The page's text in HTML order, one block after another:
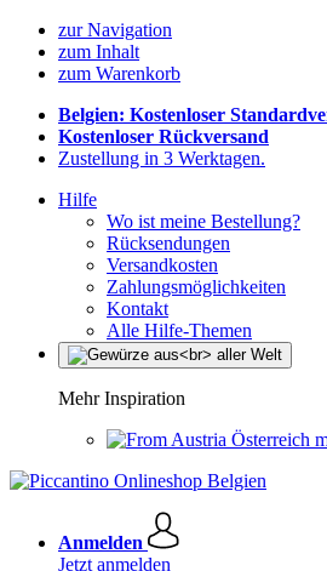
zur Navigation
zum Inhalt
zum Warenkorb
Belgien: Kostenloser
Kostenloser Rückversand
Zustellung in 3 Werktagen.
Hilfe
Wo ist meine Bestellung?
Rücksendungen
Versandkosten
Zahlungsmöglichkeiten
Kontakt
Alle Hilfe-Themen
Mehr Inspiration
Österreich
Anmelden
Jetzt anmelden